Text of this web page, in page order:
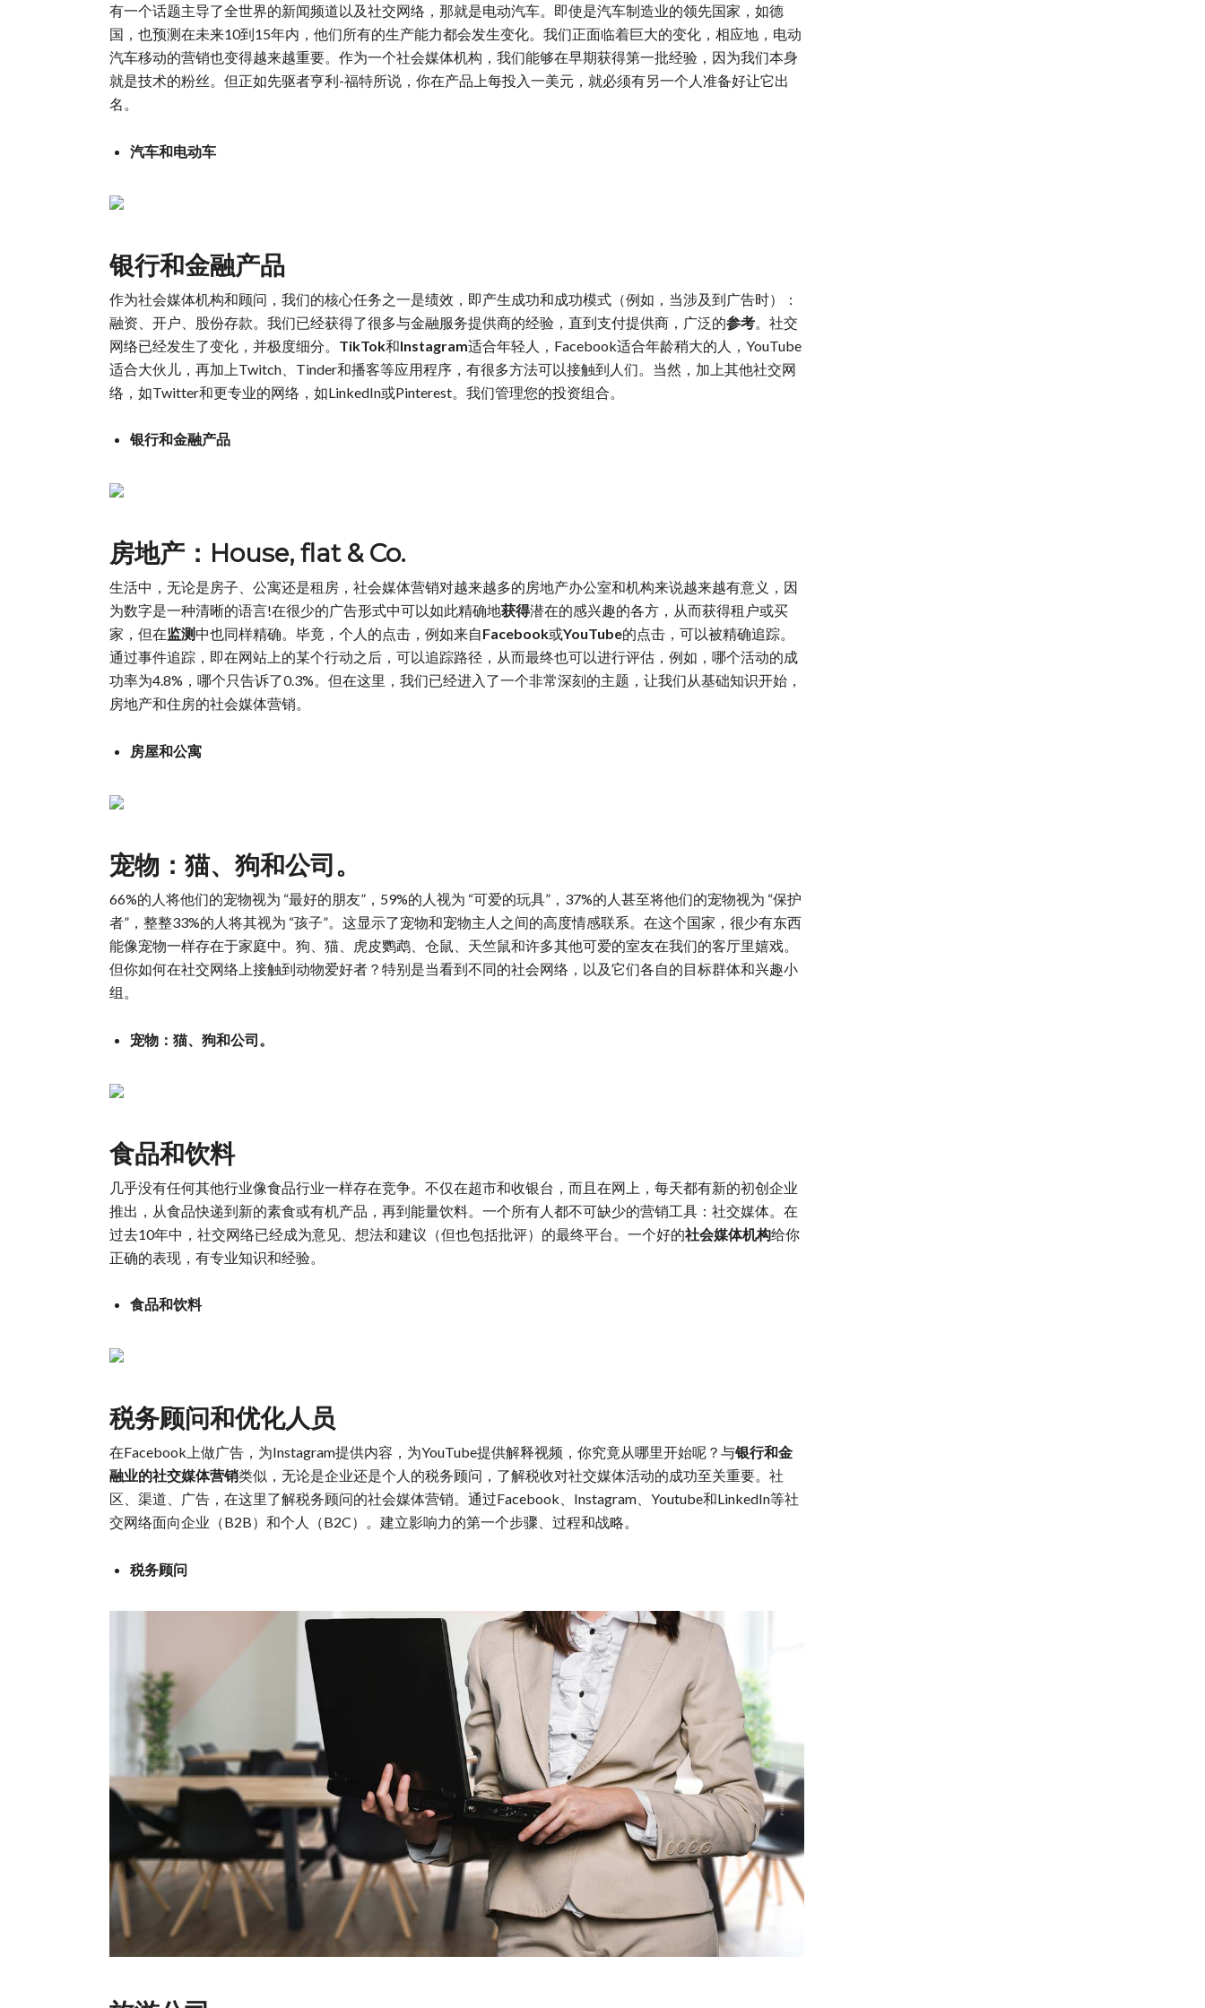
有一个话题主导了全世界的新闻频道以及社交网络，那就是电动汽车。即使是汽车制造业的领先国家，如德
国，也预测在未来10到15年内，他们所有的生产能力都会发生变化。我们正面临着巨大的变化，相应地，电动
汽车移动的营销也变得越来越重要。作为一个社会媒体机构，我们能够在早期获得第一批经验，因为我们本身
就是技术的粉丝。但正如先驱者亨利-福特所说，你在产品上每投入一美元，就必须有另一个人准备好让它出
名。
汽车和电动车
银行和金融产品
作为社会媒体机构和顾问，我们的核心任务之一是绩效，即产生成功和成功模式（例如，当涉及到广告时）：
融资、开户、股份存款。我们已经获得了很多与金融服务提供商的经验，直到支付提供商，广泛的参考 。社交
网络已经发生了变化，并极度细分。 TikTok和Instagram适合年轻人，Facebook适合年龄稍大的人，YouTube
适合大伙儿，再加上Twitch、Tinder和播客等应用程序，有很多方法可以接触到人们。当然，加上其他社交网
络，如Twitter和更专业的网络，如LinkedIn或Pinterest。我们管理您的投资组合。
银行和金融产品
房地产：House, flat & Co.
生活中，无论是房子、公寓还是租房，社会媒体营销对越来越多的房地产办公室和机构来说越来越有意义，因
为数字是一种清晰的语言!在很少的广告形式中可以如此精确地获得潜在的感兴趣的各方，从而获得租户或买
家，但在监测中也同样精确。毕竟，个人的点击，例如来自Facebook或YouTube的点击，可以被精确追踪。
通过事件追踪，即在网站上的某个行动之后，可以追踪路径，从而最终也可以进行评估，例如，哪个活动的成
功率为4.8%，哪个只告诉了0.3%。但在这里，我们已经进入了一个非常深刻的主题，让我们从基础知识开始，
房地产和住房的社会媒体营销。
房屋和公寓
宠物：猫、狗和公司。
66%的人将他们的宠物视为 “最好的朋友”，59%的人视为 “可爱的玩具”，37%的人甚至将他们的宠物视为 “保护
者”，整整33%的人将其视为 “孩子”。这显示了宠物和宠物主人之间的高度情感联系。在这个国家，很少有东西
能像宠物一样存在于家庭中。狗、猫、虎皮鹦鹉、仓鼠、天竺鼠和许多其他可爱的室友在我们的客厅里嬉戏。
但你如何在社交网络上接触到动物爱好者？特别是当看到不同的社会网络，以及它们各自的目标群体和兴趣小
组。
宠物：猫、狗和公司。
食品和饮料
几乎没有任何其他行业像食品行业一样存在竞争。不仅在超市和收银台，而且在网上，每天都有新的初创企业
推出，从食品快递到新的素食或有机产品，再到能量饮料。一个所有人都不可缺少的营销工具：社交媒体。在
过去10年中，社交网络已经成为意见、想法和建议（但也包括批评）的最终平台。一个好的社会媒体机构给你
正确的表现，有专业知识和经验。
食品和饮料
税务顾问和优化人员
在Facebook上做广告，为Instagram提供内容，为YouTube提供解释视频，你究竟从哪里开始呢？与银行和金
融业的社交媒体营销类似，无论是企业还是个人的税务顾问，了解税收对社交媒体活动的成功至关重要。社
区、渠道、广告，在这里了解税务顾问的社会媒体营销。通过Facebook、Instagram、Youtube和LinkedIn等社
交网络面向企业（B2B）和个人（B2C）。建立影响力的第一个步骤、过程和战略。
税务顾问